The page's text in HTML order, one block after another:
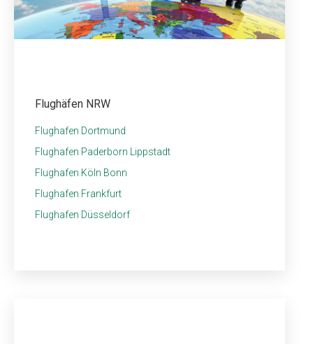
Flughäfen NRW
Flughafen Dortmund
Flughafen Paderborn Lippstadt
Flughafen Köln Bonn
Flughafen Frankfurt
Flughafen Düsseldorf